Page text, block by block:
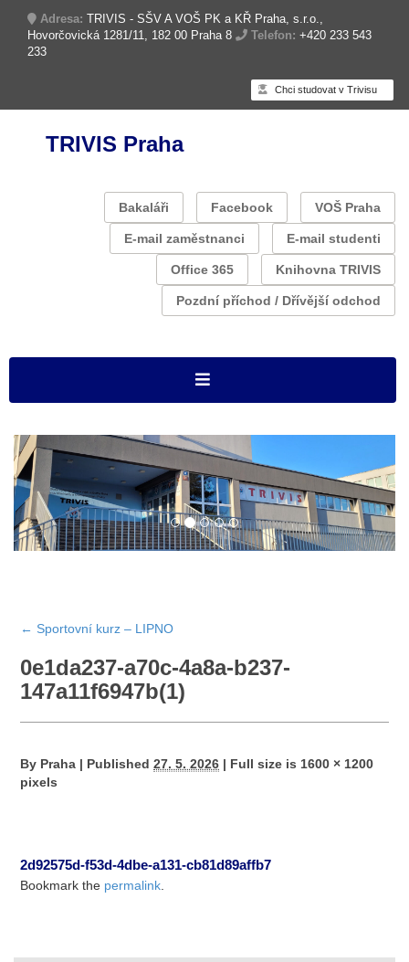
Adresa: TRIVIS - SŠV A VOŠ PK a KŘ Praha, s.r.o.,
Hovorčovická 1281/11, 182 00 Praha 8
Telefon: +420 233 543
233
Chci studovat v Trivisu
TRIVIS Praha
Bakaláři Facebook VOŠ Praha
E-mail zaměstnanci E-mail studenti
Office 365 Knihovna TRIVIS
Pozdní příchod / Dřívější odchod
← Sportovní kurz – LIPNO
0e1da237-a70c-4a8a-b237-
147a11f6947b(1)
By Praha | Published 27. 5. 2026 | Full size is 1600 × 1200
pixels
2d92575d-f53d-4dbe-a131-cb81d89affb7
Bookmark the permalink